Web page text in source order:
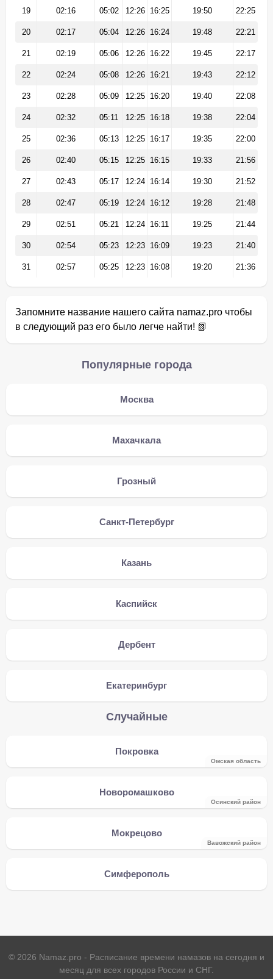
19 02:16 05:02 12:26 16:25 19:50 22:25
20 02:17 05:04 12:26 16:24 19:48 22:21
21 02:19 05:06 12:26 16:22 19:45 22:17
22 02:24 05:08 12:26 16:21 19:43 22:12
23 02:28 05:09 12:25 16:20 19:40 22:08
24 02:32 05:11 12:25 16:18 19:38 22:04
25 02:36 05:13 12:25 16:17 19:35 22:00
26 02:40 05:15 12:25 16:15 19:33 21:56
27 02:43 05:17 12:24 16:14 19:30 21:52
28 02:47 05:19 12:24 16:12 19:28 21:48
29 02:51 05:21 12:24 16:11 19:25 21:44
30 02:54 05:23 12:23 16:09 19:23 21:40
31 02:57 05:25 12:23 16:08 19:20 21:36
Запомните название нашего сайта namaz.pro чтобы
в следующий раз его было легче найти! 📗
Популярные города
Москва
Махачкала
Грозный
Санкт-Петербург
Казань
Каспийск
Дербент
Екатеринбург
Случайные
Покровка
Омская область
Новоромашково
Осинский район
Мокрецово
Вавожский район
Симферополь
© 2026 Namaz.pro - Расписание времени намазов на сегодня и
месяц для всех городов России и СНГ.